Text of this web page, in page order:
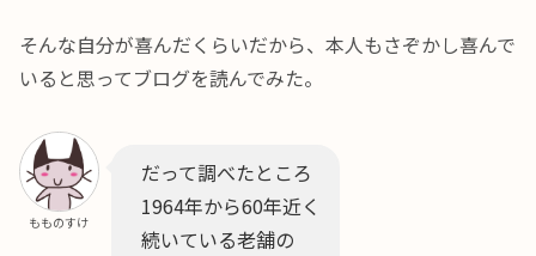
そんな自分が喜んだくらいだから、本人もさぞかし喜んで
いると思ってブログを読んでみた。
もものすけ
だって調べたところ
1964年から60年近く
続いている老舗の